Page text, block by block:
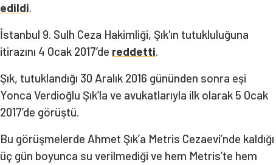
edildi.
İstanbul 9. Sulh Ceza Hakimliği, Şık'ın tutukluluğuna
itirazını 4 Ocak 2017’de reddetti.
Şık, tutuklandığı 30 Aralık 2016 gününden sonra eşi
Yonca Verdioğlu Şık’la ve avukatlarıyla ilk olarak 5 Ocak
2017’de görüştü.
Bu görüşmelerde Ahmet Şık’a Metris Cezaevi’nde kaldığı
üç gün boyunca su verilmediği ve hem Metris’te hem